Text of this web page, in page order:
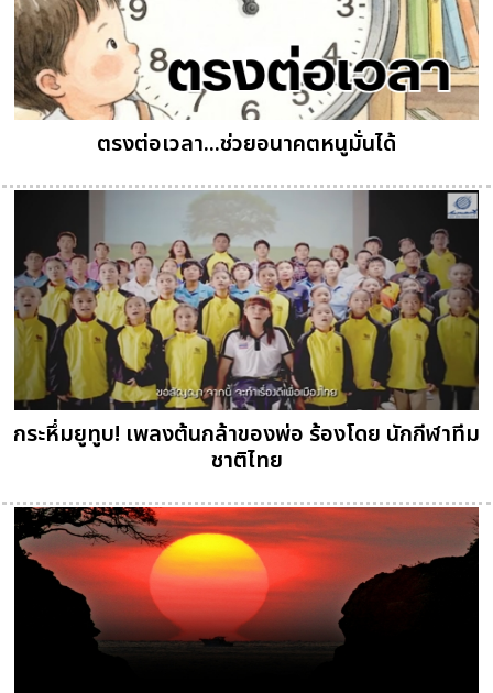
ตรงต่อเวลา...ช่วยอนาคตหนูมั่นได้
กระหึ่มยูทูบ! เพลงต้นกล้าของพ่อ ร้องโดย นักกีฬาทีม
ชาติไทย